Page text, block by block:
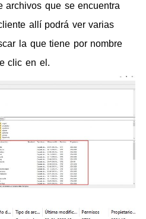
archivos que se encuentra
allí podrá ver varias
la que tiene por nombre
clic en el.